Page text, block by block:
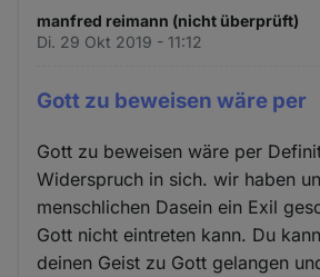
manfred reimann (nicht überprüft)
Di. 29 Okt 2019 - 11:12
Gott zu beweisen wäre per
Gott zu beweisen wäre per
Widerspruch in sich. wir haben
menschlichen Dasein ein Exil
Gott nicht eintreten kann. Du
deinen Geist zu Gott gelangen